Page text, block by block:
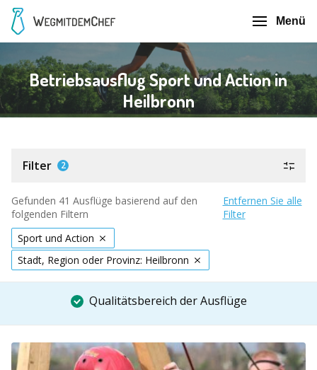
Menü
Betriebsausflug Sport und Action in
Heilbronn
Filter 2
Gefunden 41 Ausflüge basierend auf den
folgenden Filtern
Entfernen Sie alle
Filter
Sport und Action
Stadt, Region oder Provinz: Heilbronn
Qualitätsbereich der Ausflüge